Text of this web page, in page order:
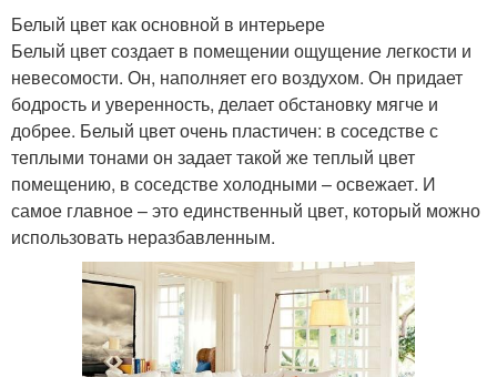
Белый цвет как основной в интерьере
Белый цвет создает в помещении ощущение легкости и
невесомости. Он, наполняет его воздухом. Он придает
бодрость и уверенность, делает обстановку мягче и
добрее. Белый цвет очень пластичен: в соседстве с
теплыми тонами он задает такой же теплый цвет
помещению, в соседстве холодными – освежает. И
самое главное – это единственный цвет, который можно
использовать неразбавленным.